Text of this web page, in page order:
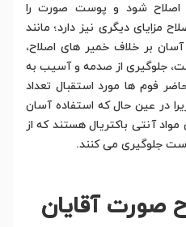
اصلاح شود و پوست صورت را
مزایای دیگری نیز دارد؛ مانند
بر خلاف خمیر های اصلاح،
جلوگیری از صدمه و آسیب به
فوم ها مورد استقبال تعداد
زیرا در عین حال که استفاده آسان
آنتی باکتریال هستند که از
جلوگیری می کنند.
صورت آقایان